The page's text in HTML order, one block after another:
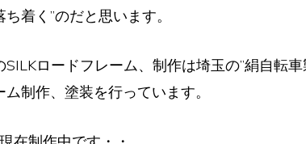
着く”のだと思います。
ロードフレーム、制作は埼玉の”絹自転車
制作、塗装を行っています。